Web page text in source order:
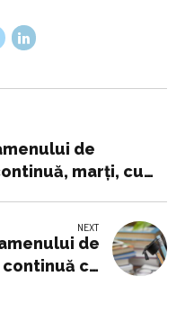
de
marți, cu
NEXT
de
cu